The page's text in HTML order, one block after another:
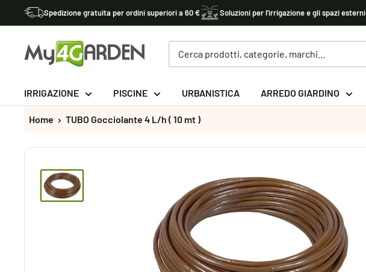
al
contenuto
Spedizione gratuita per ordini superiori a 60 € Soluzioni per l'irrigazione e gli spazi esterni
My4garden
IRRIGAZIONE PISCINE URBANISTICA ARREDO GIARDINO
Home TUBO Gocciolante 4 L/h ( 10 mt )